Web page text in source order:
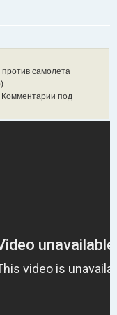
самолета
Комментарии под